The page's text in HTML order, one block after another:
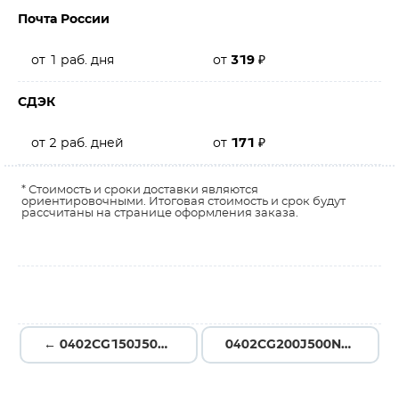
Почта России
от 1 раб. дня от 319 ₽
СДЭК
от 2 раб. дней от 171 ₽
* Стоимость и сроки доставки являются
ориентировочными. Итоговая стоимость и срок будут
рассчитаны на странице оформления заказа.
← 0402CG150J500NT 0402CG200J500NT →